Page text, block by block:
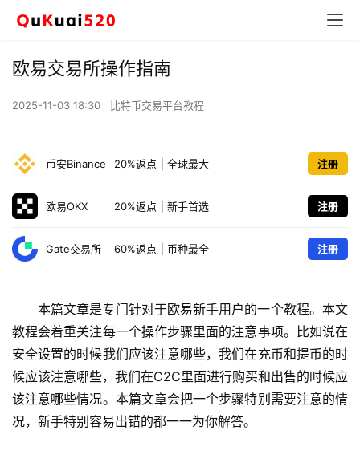
欧易交易所操作指南
2025-11-03 18:30 比特币交易平台教程
币安Binance 20%返点 全球最大 注册
欧易OKX 20%返点 新手首选 注册
Gate交易所 60%返点 币种最全 注册
本篇文章是专门针对于欧易新手用户的一个教程。本文
教程会着重关注每一个操作步骤里面的注意事项。比如说在
安全设置的时候我们应该注意哪些，我们在充币和提币的时
候应该注意哪些，我们在C2C里面进行购买和出售的时候应
该注意哪些情况。本篇文章会把一个步骤特别需要注意的情
况，新手特别容易出错的都一一为你解答。